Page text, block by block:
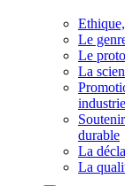
Le
Le
La
durable
La
La